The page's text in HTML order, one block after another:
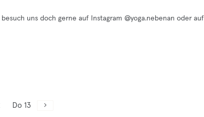
uns doch gerne auf Instagram @yoga.nebenan oder auf
Do 13